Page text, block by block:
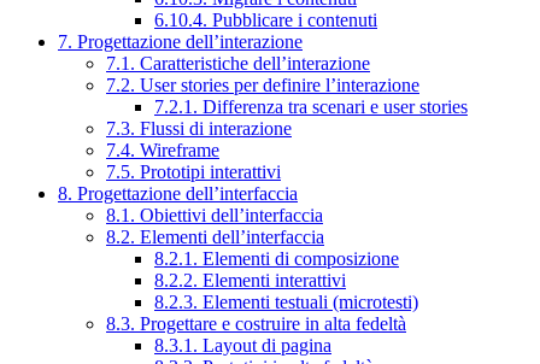
6.10.4. Pubblicare i contenuti
7. Progettazione dell’interazione
7.1. Caratteristiche dell’interazione
7.2. User stories per definire l’interazione
7.2.1. Differenza tra scenari e user stories
7.3. Flussi di interazione
7.4. Wireframe
7.5. Prototipi interattivi
8. Progettazione dell’interfaccia
8.1. Obiettivi dell’interfaccia
8.2. Elementi dell’interfaccia
8.2.1. Elementi di composizione
8.2.2. Elementi interattivi
8.2.3. Elementi testuali (microtesti)
8.3. Progettare e costruire in alta fedeltà
8.3.1. Layout di pagina